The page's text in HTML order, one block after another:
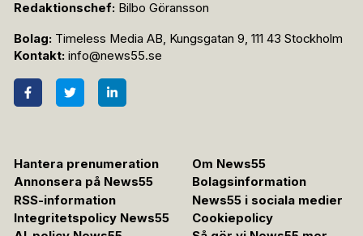
Redaktionschef: Bilbo Göransson
Bolag: Timeless Media AB, Kungsgatan 9, 111 43 Stockholm
Kontakt: info@news55.se
Hantera prenumeration
Om News55
Annonsera på News55
Bolagsinformation
RSS-information
News55 i sociala medier
Integritetspolicy News55
Cookiepolicy